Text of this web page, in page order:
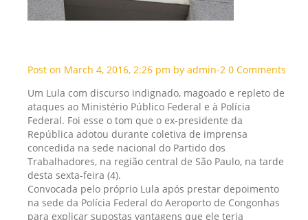
Post on March 4, 2016, 2:26 pm by admin-2 0 Comments
Um Lula com discurso indignado, magoado e repleto de
ataques ao Ministério Público Federal e à Polícia
Federal. Foi esse o tom que o ex-presidente da
República adotou durante coletiva de imprensa
concedida na sede nacional do Partido dos
Trabalhadores, na região central de São Paulo, na tarde
desta sexta-feira (4).
Convocada pelo próprio Lula após prestar depoimento
na sede da Polícia Federal do Aeroporto de Congonhas
para explicar supostas vantagens que ele teria